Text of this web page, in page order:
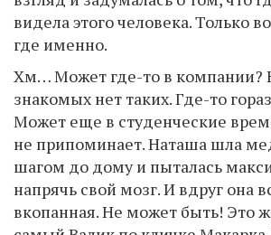
видела этого человека. Только
где именно.
Хм… Может где-то в компании?
знакомых нет таких. Где-то
Может еще в студенческие
не припоминает. Наташа шла
шагом до дому и пыталась
напрячь свой мозг. И вдруг она
вкопанная. Не может быть! Это